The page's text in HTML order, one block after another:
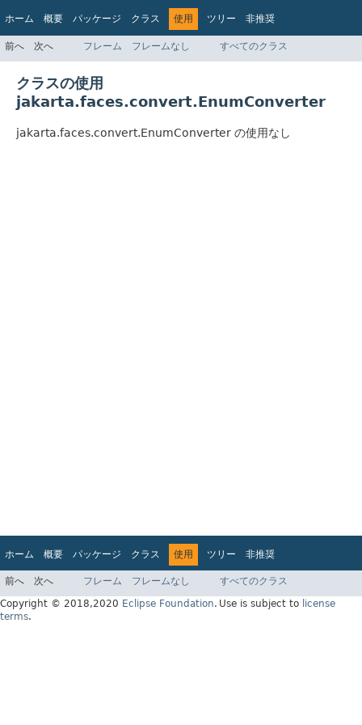
ホーム 概要 パッケージ クラス 使用 ツリー
非推奨
インデックス
ヘルプ
Jakarta EE Platform API v9.0.0
前へ 次へ フレーム フレームなし すべてのクラス
クラスの使用
jakarta.faces.convert.EnumConverter
jakarta.faces.convert.EnumConverter の使用なし
ホーム 概要 パッケージ クラス 使用 ツリー
非推奨
インデックス
ヘルプ
Jakarta EE Platform API v9.0.0
前へ 次へ フレーム フレームなし
すべてのクラス
Copyright © 2018,2020 Eclipse Foundation. Use is subject to license
terms.